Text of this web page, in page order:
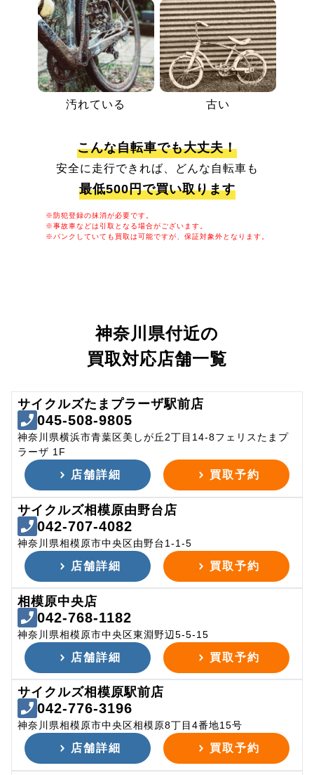
汚れている 古い
こんな自転車でも大丈夫！
安全に走行できれば、どんな自転車も
最低500円で買い取ります
※防犯登録の抹消が必要です。
※事故車などは引取となる場合がございます。
※パンクしていても買取は可能ですが、保証対象外となります。
神奈川県付近の
買取対応店舗一覧
サイクルズたまプラーザ駅前店
045-508-9805
神奈川県横浜市青葉区美しが丘2丁目14-8フェリスたまプ
ラーザ 1F
店舗詳細 買取予約
サイクルズ相模原由野台店
042-707-4082
神奈川県相模原市中央区由野台1-1-5
店舗詳細 買取予約
相模原中央店
042-768-1182
神奈川県相模原市中央区東淵野辺5-5-15
店舗詳細 買取予約
サイクルズ相模原駅前店
042-776-3196
神奈川県相模原市中央区相模原8丁目4番地15号
店舗詳細 買取予約